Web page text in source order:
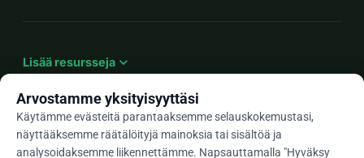
Lisää resursseja expand_more
Fiarrow_drop_down
Arvostamme yksityisyyttäsi
Käytämme evästeitä parantaaksemme selauskokemustasi,
näyttääksemme räätälöityjä mainoksia tai sisältöä ja
analysoidaksemme liikennettämme. Napsauttamalla "Hyväksy